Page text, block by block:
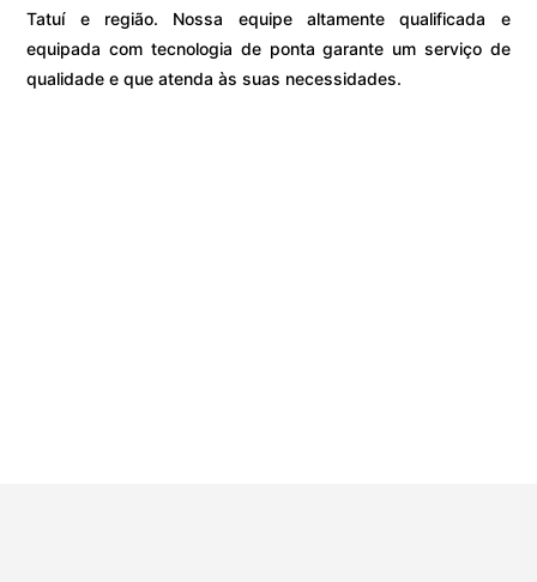
Tatuí e região. Nossa equipe altamente qualificada e
equipada com tecnologia de ponta garante um serviço de
qualidade e que atenda às suas necessidades.